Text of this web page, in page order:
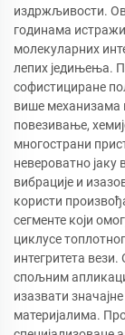
издржљивости.
годинама
молекуларних
лепих једињења.
софистициране
више механизама
повезивање,
многострани
невероватно јаку
вибрације и
користи
сегменте који
циклусе
интегритета
спољним
изазвати
материјалима.